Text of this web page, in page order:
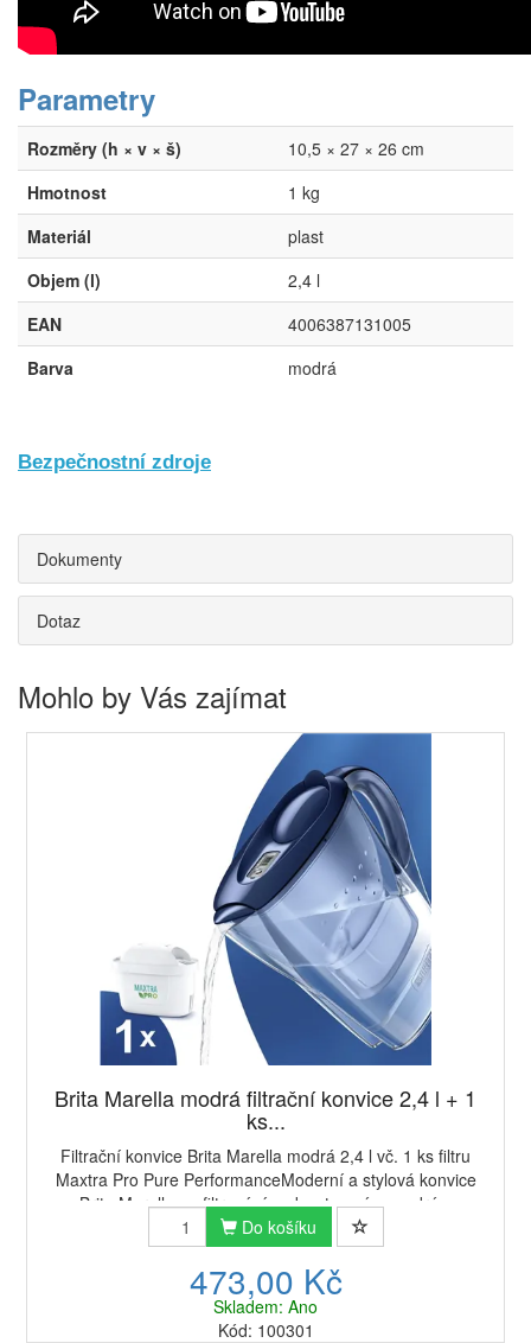
Parametry
Rozměry (h × v × š)
10,5 × 27 × 26 cm
Hmotnost
1 kg
Materiál
plast
Objem (l)
2,4 l
EAN
4006387131005
Barva
modrá
Bezpečnostní zdroje
Dokumenty
Dotaz
Mohlo by Vás zajímat
Brita Marella modrá filtrační konvice 2,4 l + 1
ks...
Filtrační konvice Brita Marella modrá 2,4 l vč. 1 ks filtru
Maxtra Pro Pure PerformanceModerní a stylová konvice
Brita Marella na filtrování vody v tmavém modrém
provedení využívá vodní filtr Brita Ma...
Do košíku
473,00 Kč
Skladem: Ano
Kód: 100301